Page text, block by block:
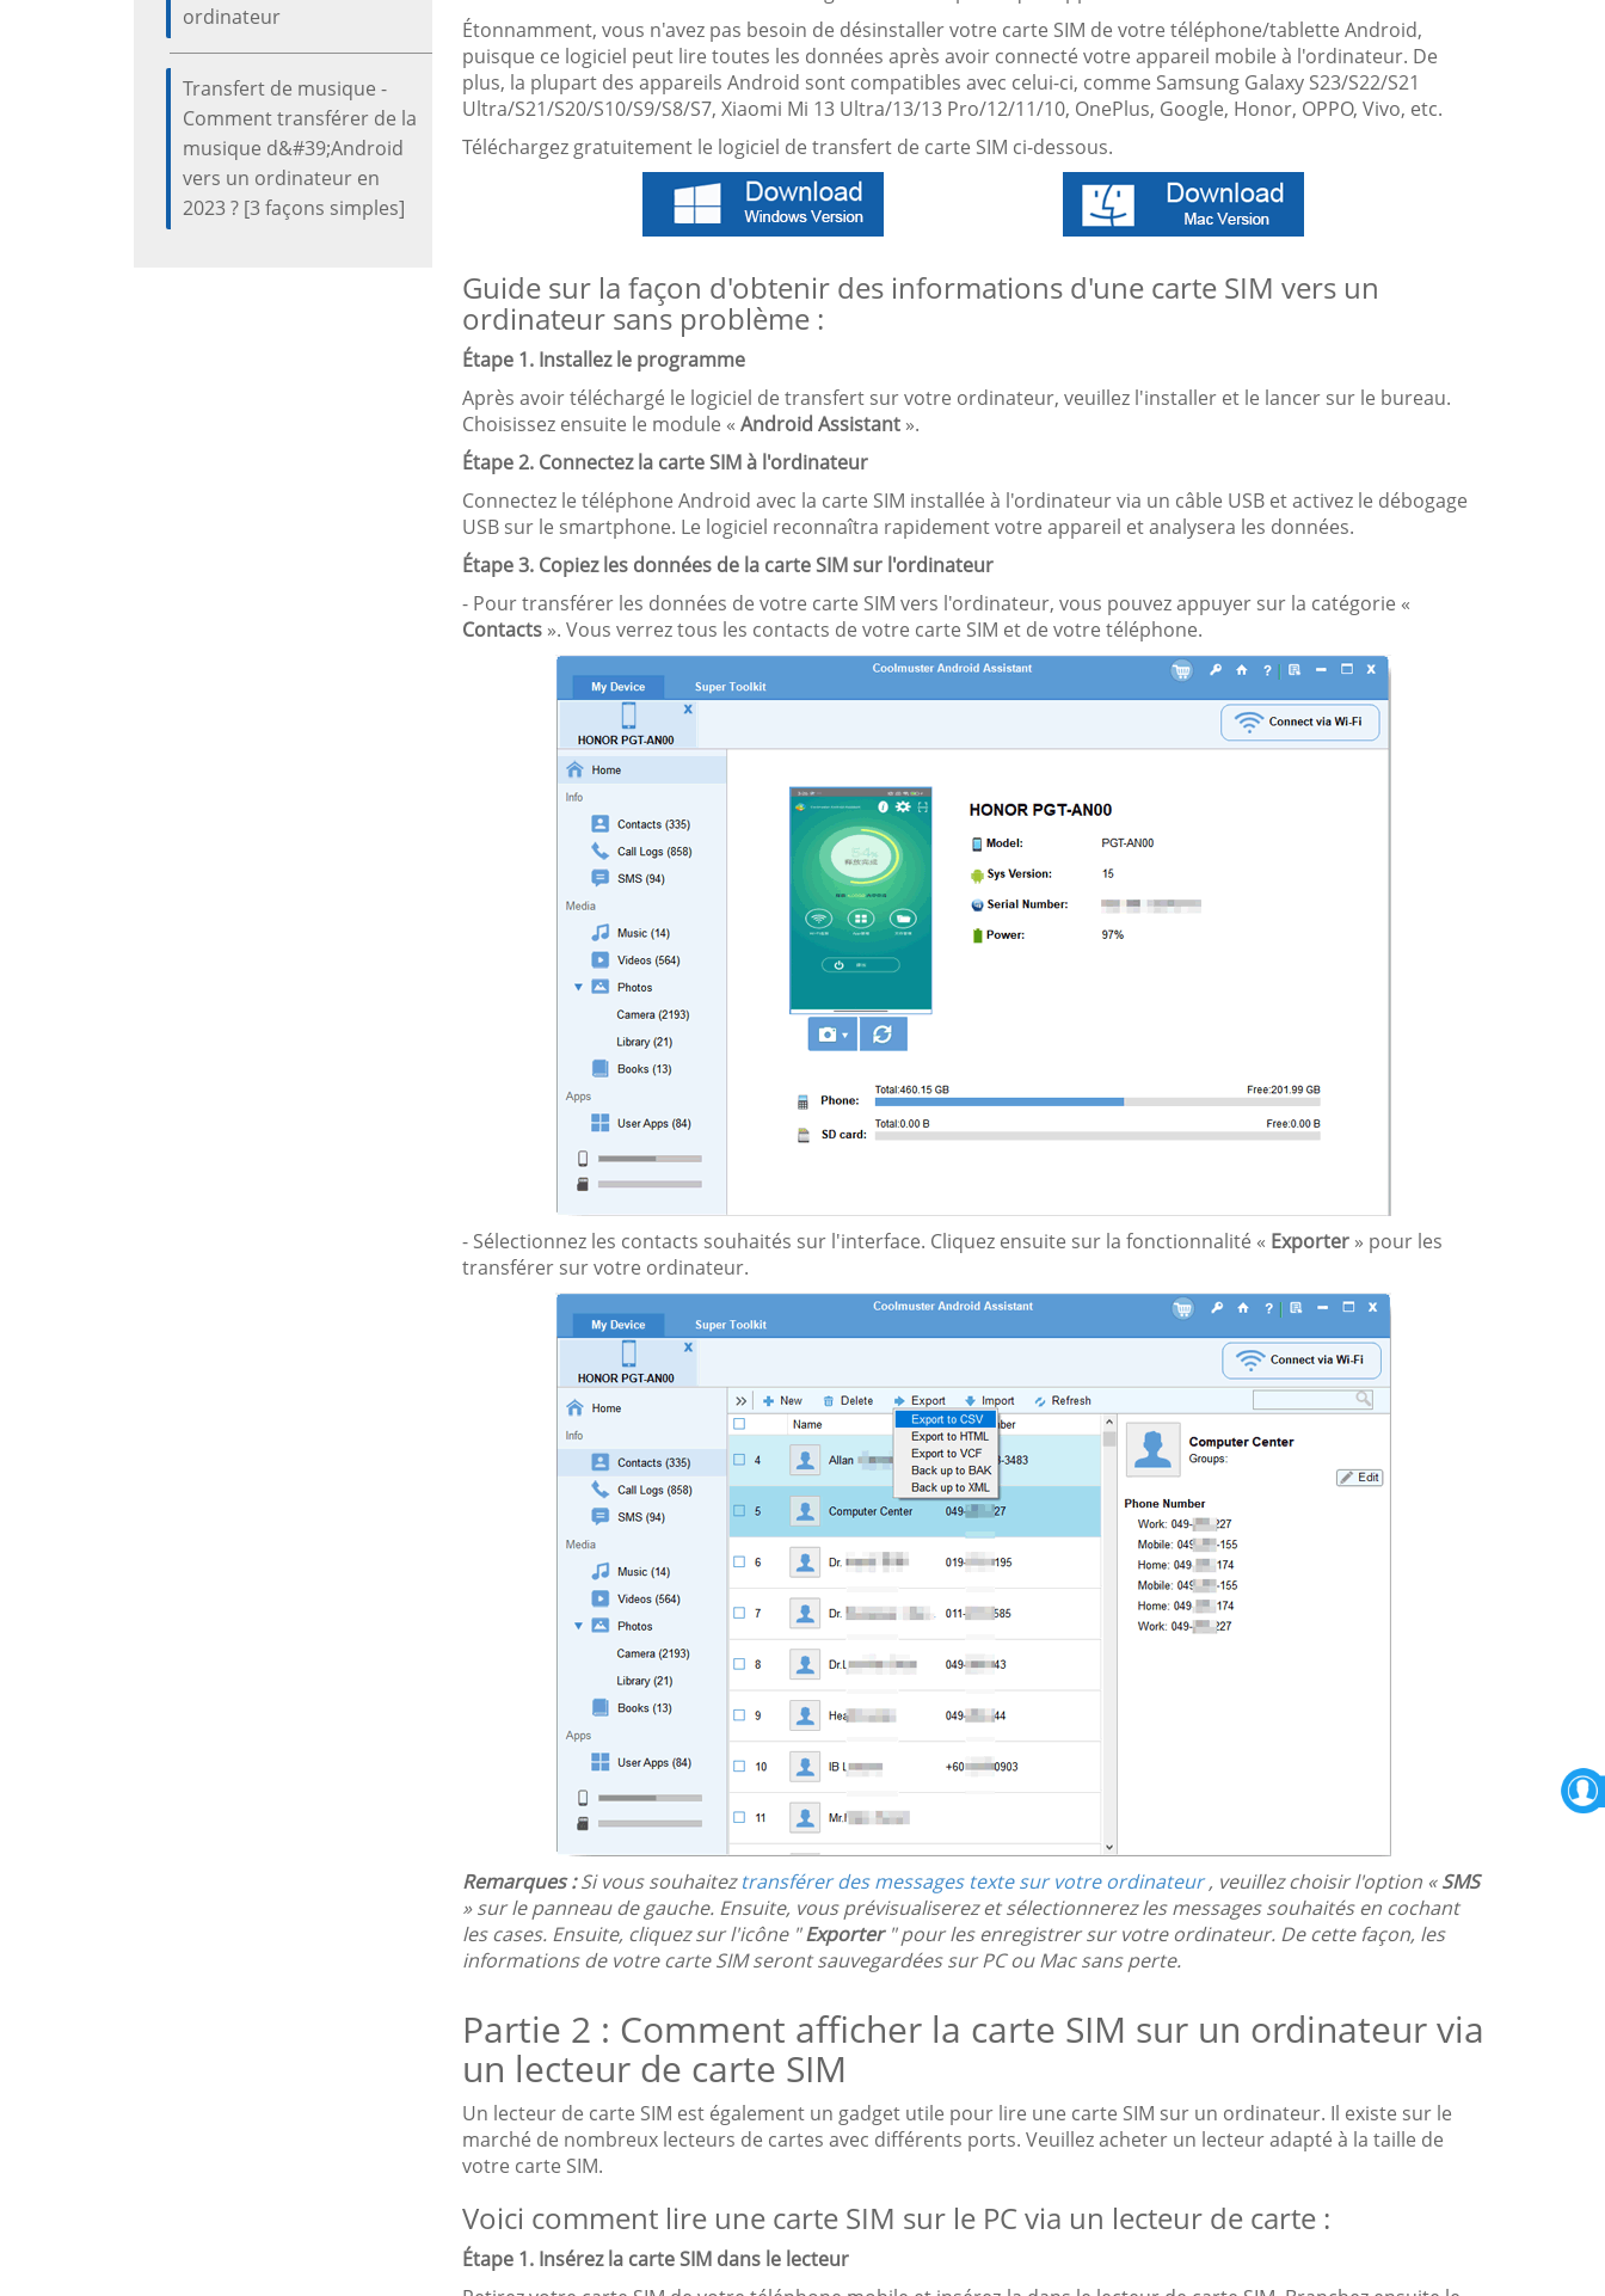
ordinateur
Transfert de musique -
Comment transférer de la
musique d&#39;Android
vers un ordinateur en
2023 ? [3 façons simples]
Étonnamment, vous n'avez pas besoin de désinstaller votre carte SIM de votre téléphone/tablette Android,
puisque ce logiciel peut lire toutes les données après avoir connecté votre appareil mobile à l'ordinateur. De
plus, la plupart des appareils Android sont compatibles avec celui-ci, comme Samsung Galaxy S23/S22/S21
Ultra/S21/S20/S10/S9/S8/S7, Xiaomi Mi 13 Ultra/13/13 Pro/12/11/10, OnePlus, Google, Honor, OPPO, Vivo, etc.
Téléchargez gratuitement le logiciel de transfert de carte SIM ci-dessous.
Guide sur la façon d'obtenir des informations d'une carte SIM vers un
ordinateur sans problème :
Étape 1. Installez le programme
Après avoir téléchargé le logiciel de transfert sur votre ordinateur, veuillez l'installer et le lancer sur le bureau.
Choisissez ensuite le module « Android Assistant ».
Étape 2. Connectez la carte SIM à l'ordinateur
Connectez le téléphone Android avec la carte SIM installée à l'ordinateur via un câble USB et activez le débogage
USB sur le smartphone. Le logiciel reconnaîtra rapidement votre appareil et analysera les données.
Étape 3. Copiez les données de la carte SIM sur l'ordinateur
- Pour transférer les données de votre carte SIM vers l'ordinateur, vous pouvez appuyer sur la catégorie «
Contacts ». Vous verrez tous les contacts de votre carte SIM et de votre téléphone.
- Sélectionnez les contacts souhaités sur l'interface. Cliquez ensuite sur la fonctionnalité « Exporter » pour les
transférer sur votre ordinateur.
Remarques : Si vous souhaiteztransférer des messages texte sur votre ordinateur, veuillez choisir l'option «SMS
» sur le panneau de gauche. Ensuite, vous prévisualiserez et sélectionnerez les messages souhaités en cochant
les cases. Ensuite, cliquez sur l'icône "Exporter" pour les enregistrer sur votre ordinateur. De cette façon, les
informations de votre carte SIM seront sauvegardées sur PC ou Mac sans perte.
Partie 2 : Comment afficher la carte SIM sur un ordinateur via
un lecteur de carte SIM
Un lecteur de carte SIM est également un gadget utile pour lire une carte SIM sur un ordinateur. Il existe sur le
marché de nombreux lecteurs de cartes avec différents ports. Veuillez acheter un lecteur adapté à la taille de
votre carte SIM.
Voici comment lire une carte SIM sur le PC via un lecteur de carte :
Étape 1. Insérez la carte SIM dans le lecteur